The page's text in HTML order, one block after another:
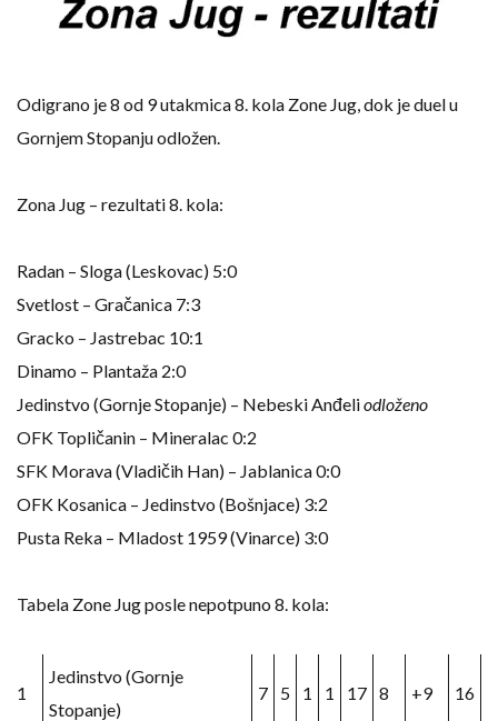
Odigrano je 8 od 9 utakmica 8. kola Zone Jug, dok je duel u
Gornjem Stopanju odložen.
Zona Jug – rezultati 8. kola:
Radan – Sloga (Leskovac) 5:0
Svetlost – Gračanica 7:3
Gracko – Jastrebac 10:1
Dinamo – Plantaža 2:0
Jedinstvo (Gornje Stopanje) – Nebeski Anđeliodloženo
OFK Topličanin – Mineralac 0:2
SFK Morava (Vladičih Han) – Jablanica 0:0
OFK Kosanica – Jedinstvo (Bošnjace) 3:2
Pusta Reka – Mladost 1959 (Vinarce) 3:0
Tabela Zone Jug posle nepotpuno 8. kola:
1
Jedinstvo (Gornje
Stopanje)
7 5 1 1 17 8 +9 16